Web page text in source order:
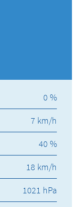
0 %
7 km/h
40 %
18 km/h
1021 hPa